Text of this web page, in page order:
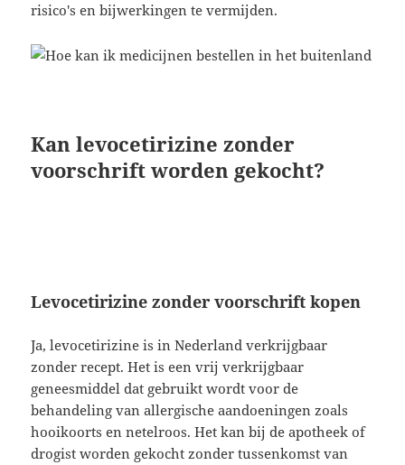
risico's en bijwerkingen te vermijden.
Kan levocetirizine zonder
voorschrift worden gekocht?
Levocetirizine zonder voorschrift kopen
Ja, levocetirizine is in Nederland verkrijgbaar
zonder recept. Het is een vrij verkrijgbaar
geneesmiddel dat gebruikt wordt voor de
behandeling van allergische aandoeningen zoals
hooikoorts en netelroos. Het kan bij de apotheek of
drogist worden gekocht zonder tussenkomst van